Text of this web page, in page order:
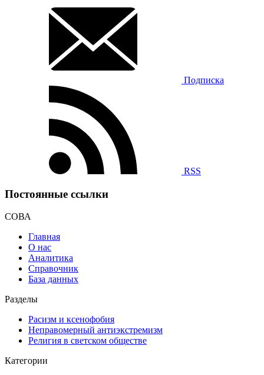
Подписка
RSS
Постоянные ссылки
СОВА
Главная
О нас
Аналитика
Справочник
База данных
Разделы
Расизм и ксенофобия
Неправомерный антиэкстремизм
Религия в светском обществе
Категории